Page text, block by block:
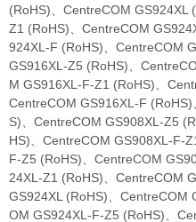
(RoHS)、CentreCOM GS924XL
Z1 (RoHS)、CentreCOM
924XL-F (RoHS)、CentreCOM
GS916XL-Z5 (RoHS)、
M GS916XL-F-Z1 (RoHS)、
CentreCOM GS916XL-F
S)、CentreCOM GS908XL-Z5
HS)、CentreCOM GS908XL-F-
F-Z5 (RoHS)、CentreCOM
24XL-Z1 (RoHS)、CentreCOM
GS924XL (RoHS)、CentreCOM
OM GS924XL-F-Z5 (RoHS)、